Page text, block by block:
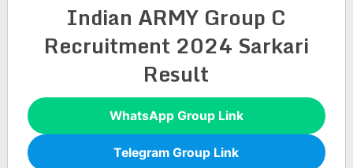
Indian ARMY Group C
Recruitment 2024 Sarkari
Result
WhatsApp Group Link
Telegram Group Link